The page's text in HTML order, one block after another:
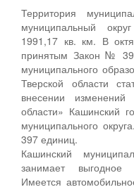
Территория
муниципальный
1991,17 кв. км. В
принятым Закон №
муниципального
Тверской области
внесении
области» Кашинский
муниципального
397 единиц.
Кашинский
занимает выгодное
Имеется